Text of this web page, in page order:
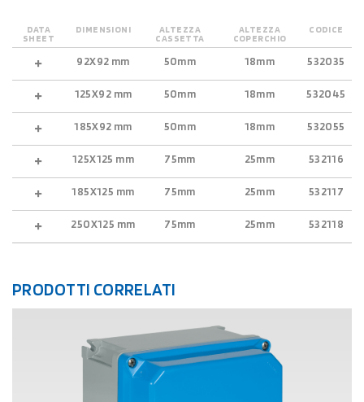
DATA
SHEET
DIMENSIONI ALTEZZA
CASSETTA
ALTEZZA
COPERCHIO
CODICE
92X92 mm 50mm 18mm 532035
125X92 mm 50mm 18mm 532045
185X92 mm 50mm 18mm 532055
125X125 mm 75mm 25mm 532116
185X125 mm 75mm 25mm 532117
250X125 mm 75mm 25mm 532118
PRODOTTI CORRELATI